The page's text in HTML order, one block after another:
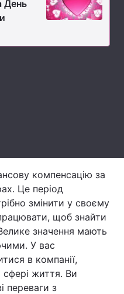
Статті
День
компенсацію за
Це період
змінити у своєму
щоб знайти
значення мають
У вас
в компанії,
сфері життя. Ви
переваги з